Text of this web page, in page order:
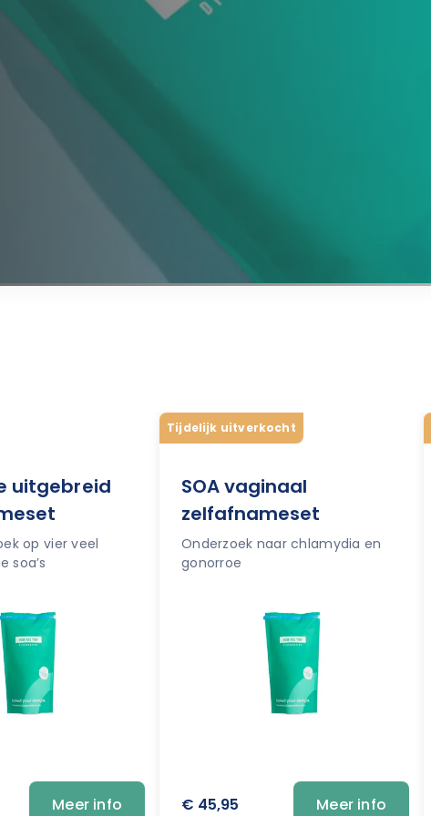
uitgebreid
op vier veel
soa’s
Meer info
Tijdelijk uitverkocht
SOA vaginaal
zelfafnameset
Onderzoek naar chlamydia en
gonorroe
€ 45,95 Meer info